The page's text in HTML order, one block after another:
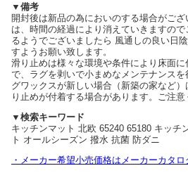
▼備考
開封後は新品の為においのする場合がご
は、時間の経過により消えていきますの
るようでございましたら 風通しの良い日
すようお願い致します。
滑り止めは様々な環境や条件により床面
で、ラグを剥いで小まめなメンテナンス
グワックスが新しい場合（新築の家など
り止めが付着する場合があります。ご注意
▼検索キーワード
キッチンマット 北欧 65240 65180 キッチ
ト オールシーズン 撥水 抗菌 防ダニ
・メーカー希望小売価格はメーカーカタ